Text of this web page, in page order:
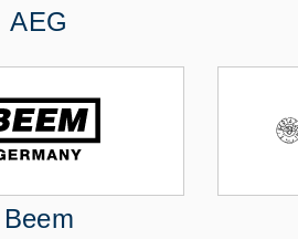
AEG
Beem